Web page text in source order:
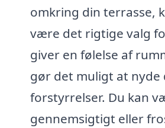
omkring din terrasse,
være det rigtige valg
giver en følelse af
gør det muligt at nyde
forstyrrelser. Du kan
gennemsigtigt eller